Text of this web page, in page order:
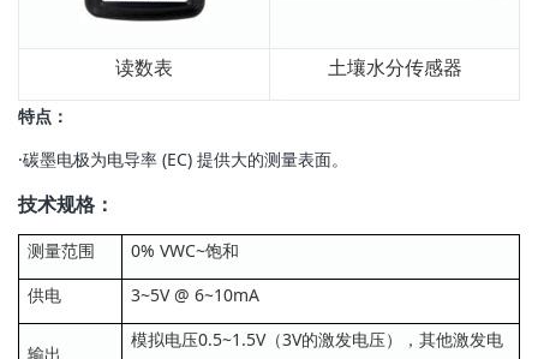
读数表 土壤水分传感器
特点：
·碳墨电极为电导率 (EC) 提供大的测量表面。
技术规格：
测量范围
0% VWC~饱和
供电
3~5V @ 6~10mA
输出
模拟电压0.5~1.5V（3V的激发电压），其他激发电